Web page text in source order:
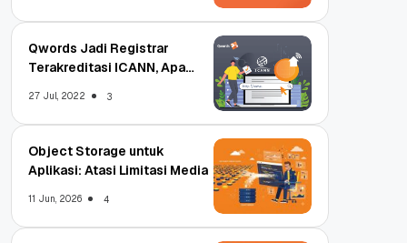
Qwords Jadi Registrar
Terakreditasi ICANN, Apa
27 Jul, 2022 3
Object Storage untuk
Aplikasi: Atasi Limitasi Media
11 Jun, 2026 4